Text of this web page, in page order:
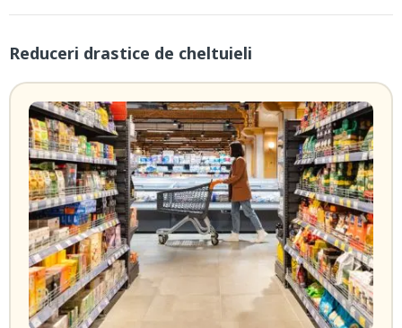
Reduceri drastice de cheltuieli